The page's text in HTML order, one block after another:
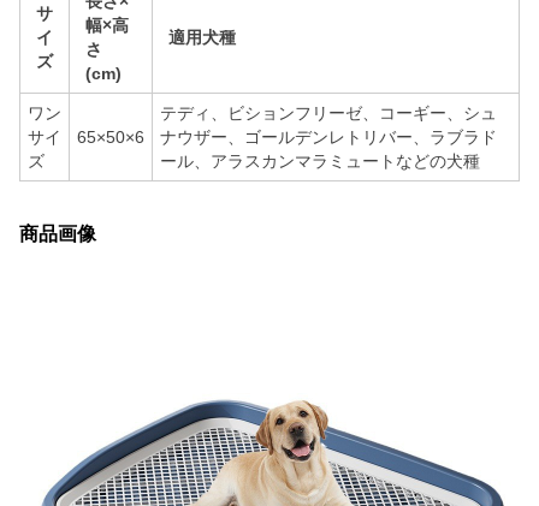
サ
イ
ズ
幅×高
さ
(cm)
適用犬種
ワン
サイ
ズ
65×50×6
テディ、ビションフリーゼ、コーギー、シュ
ナウザー、ゴールデンレトリバー、ラブラド
ール、アラスカンマラミュートなどの犬種
商品画像